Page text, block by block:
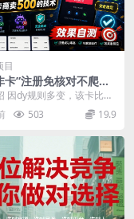
目
卡”注册免核对不爬虫
面卡商卖500的技
自测
因dy规则多变，该卡比较
不干净的设备zc秒封，该
H对直...
503 19.9